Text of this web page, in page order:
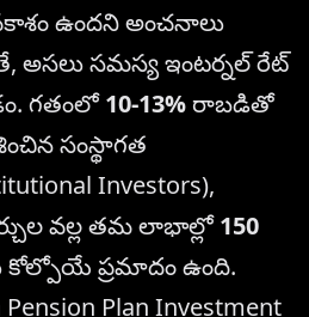
ఉందని అంచనాలు
సమస్య ఇంటర్నల్ రేట్
గతంలో10-13%రాబడితో
సంస్థాగత
Investors),
వల్ల తమ లాభాల్లో150
కోల్పోయే ప్రమాదం ఉంది.
Plan Investment